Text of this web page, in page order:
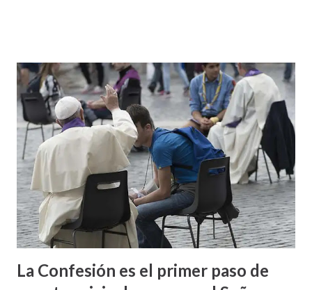
La Confesión es el primer paso de